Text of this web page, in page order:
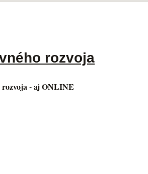
rozvoja
rozvoja - aj ONLINE